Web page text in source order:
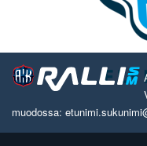
muodossa: